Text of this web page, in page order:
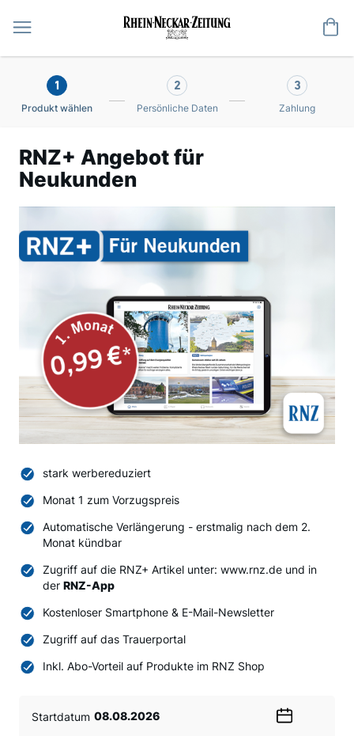
1
Produkt wählen
2
Persönliche Daten
3
Zahlung
RNZ+ Angebot für
Neukunden
stark werbereduziert
Monat 1 zum Vorzugspreis
Automatische Verlängerung - erstmalig nach dem 2.
Monat kündbar
Zugriff auf die RNZ+ Artikel unter: www.rnz.de und in
der RNZ-App
Kostenloser Smartphone & E-Mail-Newsletter
Zugriff auf das Trauerportal
Inkl. Abo-Vorteil auf Produkte im RNZ Shop
Startdatum